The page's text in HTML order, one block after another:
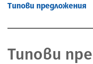
Типови предложения
Типови